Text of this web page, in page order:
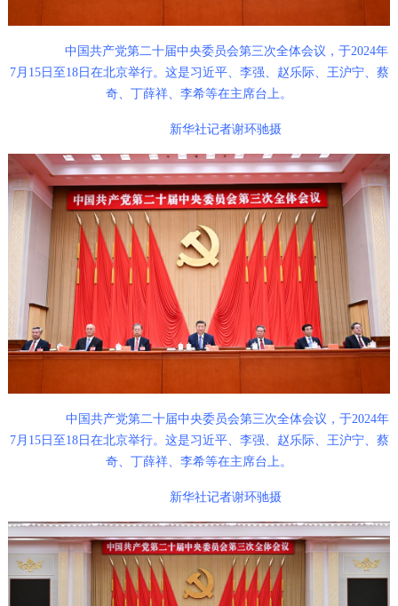
中国共产党第二十届中央委员会第三次全体会议，于2024年
7月15日至18日在北京举行。这是习近平、李强、赵乐际、王沪宁、蔡
奇、丁薛祥、李希等在主席台上。
新华社记者谢环驰摄
中国共产党第二十届中央委员会第三次全体会议，于2024年
7月15日至18日在北京举行。这是习近平、李强、赵乐际、王沪宁、蔡
奇、丁薛祥、李希等在主席台上。
新华社记者谢环驰摄